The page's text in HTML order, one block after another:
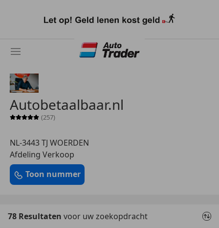
naar
Autobetaalbaar.nl
Sterrenbeoordeling 5 van 5
(257)
NL-3443 TJ WOERDEN
Afdeling Verkoop
Toon nummer
78 Resultaten voor uw zoekopdracht